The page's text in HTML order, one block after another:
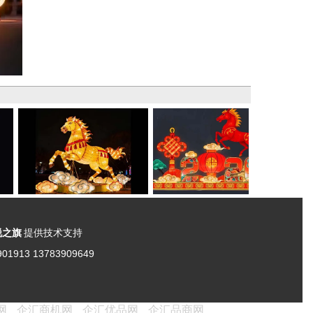
旗 提供技术支持
13783909649
企汇商机网 企汇优品网 企汇品商网